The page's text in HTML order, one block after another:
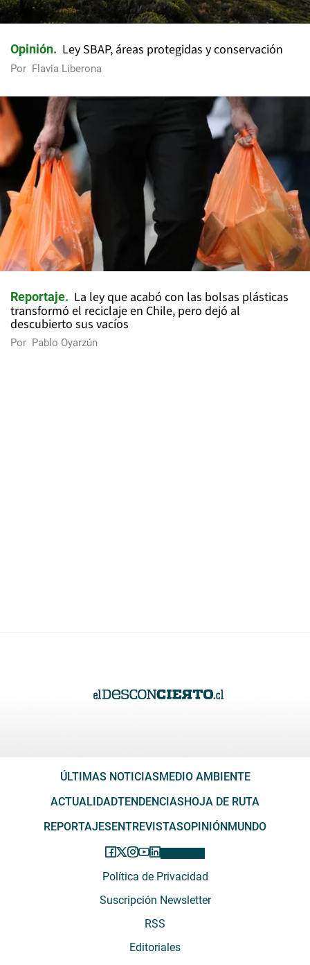
Opinión Ley SBAP, áreas protegidas y conservación
Por Flavia Liberona
Reportaje
La ley que acabó con las bolsas plásticas
transformó el reciclaje en Chile, pero dejó al
descubierto sus vacíos
Por Pablo Oyarzún
ÚLTIMAS NOTICIASMEDIO AMBIENTE
ACTUALIDADTENDENCIASHOJA DE RUTA
REPORTAJESENTREVISTASOPINIÓNMUNDO
Política de Privacidad
Suscripción Newsletter
RSS
Editoriales